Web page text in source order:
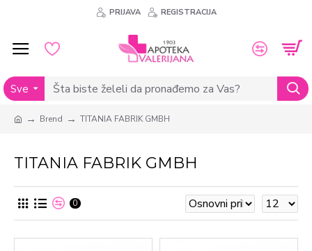
PRIJAVA REGISTRACIJA
Sve
Brend TITANIA FABRIK GMBH
TITANIA FABRIK GMBH
0